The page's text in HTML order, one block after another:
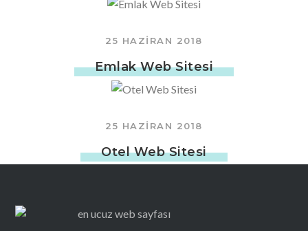
25 HAZIRAN 2018
Emlak Web Sitesi
25 HAZIRAN 2018
Otel Web Sitesi